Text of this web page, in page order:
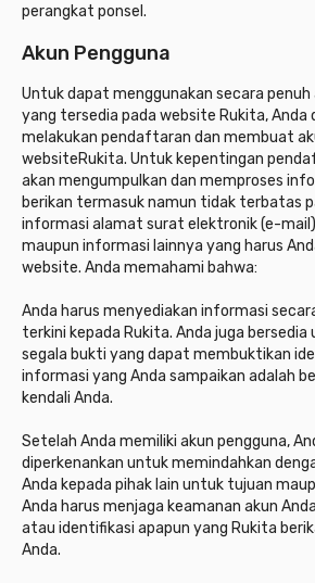
perangkat ponsel.
Akun Pengguna
Untuk dapat menggunakan secara
yang tersedia pada website Rukita,
melakukan pendaftaran dan membuat
websiteRukita. Untuk kepentingan
akan mengumpulkan dan memproses
berikan termasuk namun tidak terbatas
informasi alamat surat elektronik (e-
maupun informasi lainnya yang harus
website. Anda memahami bahwa:
Anda harus menyediakan informasi
terkini kepada Rukita. Anda juga
segala bukti yang dapat membuktikan
informasi yang Anda sampaikan adalah
kendali Anda.
Setelah Anda memiliki akun pengguna,
diperkenankan untuk memindahkan
Anda kepada pihak lain untuk tujuan
Anda harus menjaga keamanan akun
atau identifikasi apapun yang Rukita
Anda.